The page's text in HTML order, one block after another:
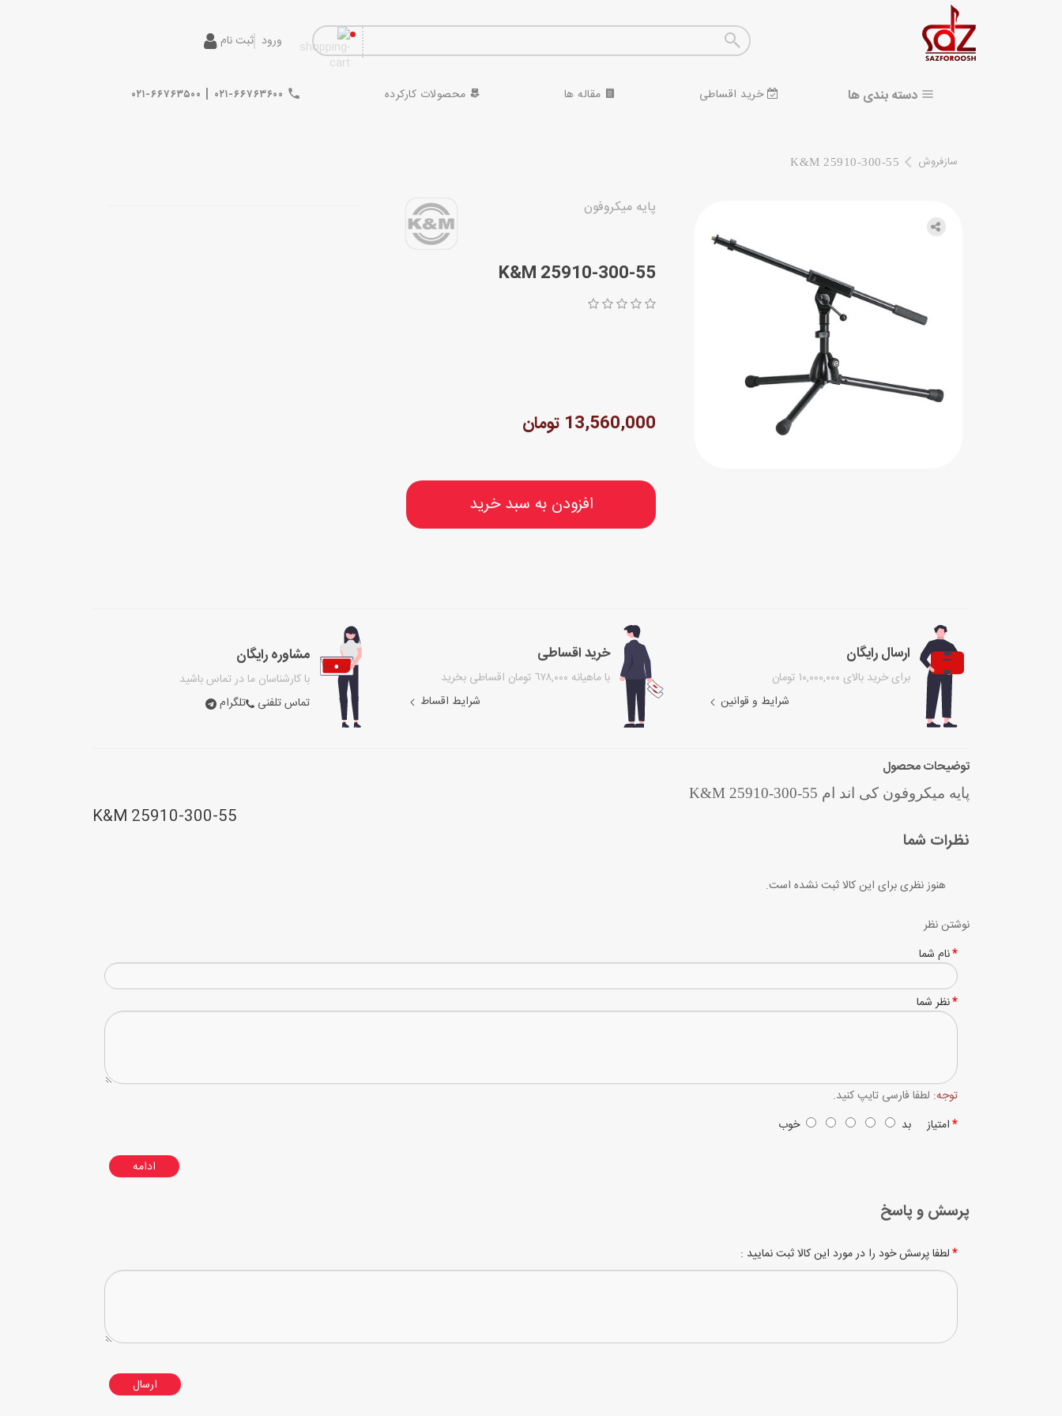
ورود ثبت نام
دسته بندی ها خرید اقساطی مقاله ها محصولات کارکرده ۰۲۱-۶۶۷۶۳۶۰۰ | ۰۲۱-۶۶۷۶۳۵۰۰
سازفروش K&M 25910-300-55
پایه میکروفون
K&M 25910-300-55
13,560,000 تومان
افزودن به سبد خرید
ارسال رایگان
برای خرید بالای ۱۰,۰۰۰,۰۰۰ تومان
شرایط و قوانین
خرید اقساطی
با ماهیانه ٦۷۸,۰۰۰ تومان اقساطی بخرید
شرایط اقساط
مشاوره رایگان
با کارشناسان ما در تماس باشید
تماس تلفنی
تلگرام
توضیحات محصول
پایه میکروفون کی اند ام K&M 25910-300-55
K&M 25910-300-55
نظرات شما
هنوز نظری برای این کالا ثبت نشده است.
نوشتن نظر
نام شما
نظر شما
توجه: لطفا فارسی تایپ کنید.
امتیازبد خوب
ادامه
پرسش و پاسخ
لطفا پرسش خود را در مورد این کالا ثبت نمایید :
ارسال